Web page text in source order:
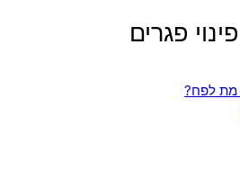
פגרים
מת לפח?